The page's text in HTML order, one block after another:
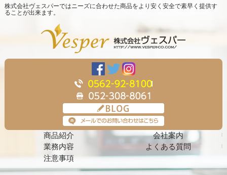
株式会社ヴェスパーではニーズに合わせた商品をより安く安全で素早く提供す
ることが出来ます。
商品紹介
会社案内
業務内容
よくある質問
注意事項